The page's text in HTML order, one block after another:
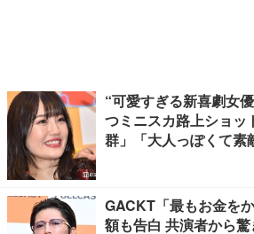
“可愛すぎる新喜劇女
つミニスカ路上ショッ
群」「大人っぽくて素
GACKT「最もお金を
額も告白 共演者から